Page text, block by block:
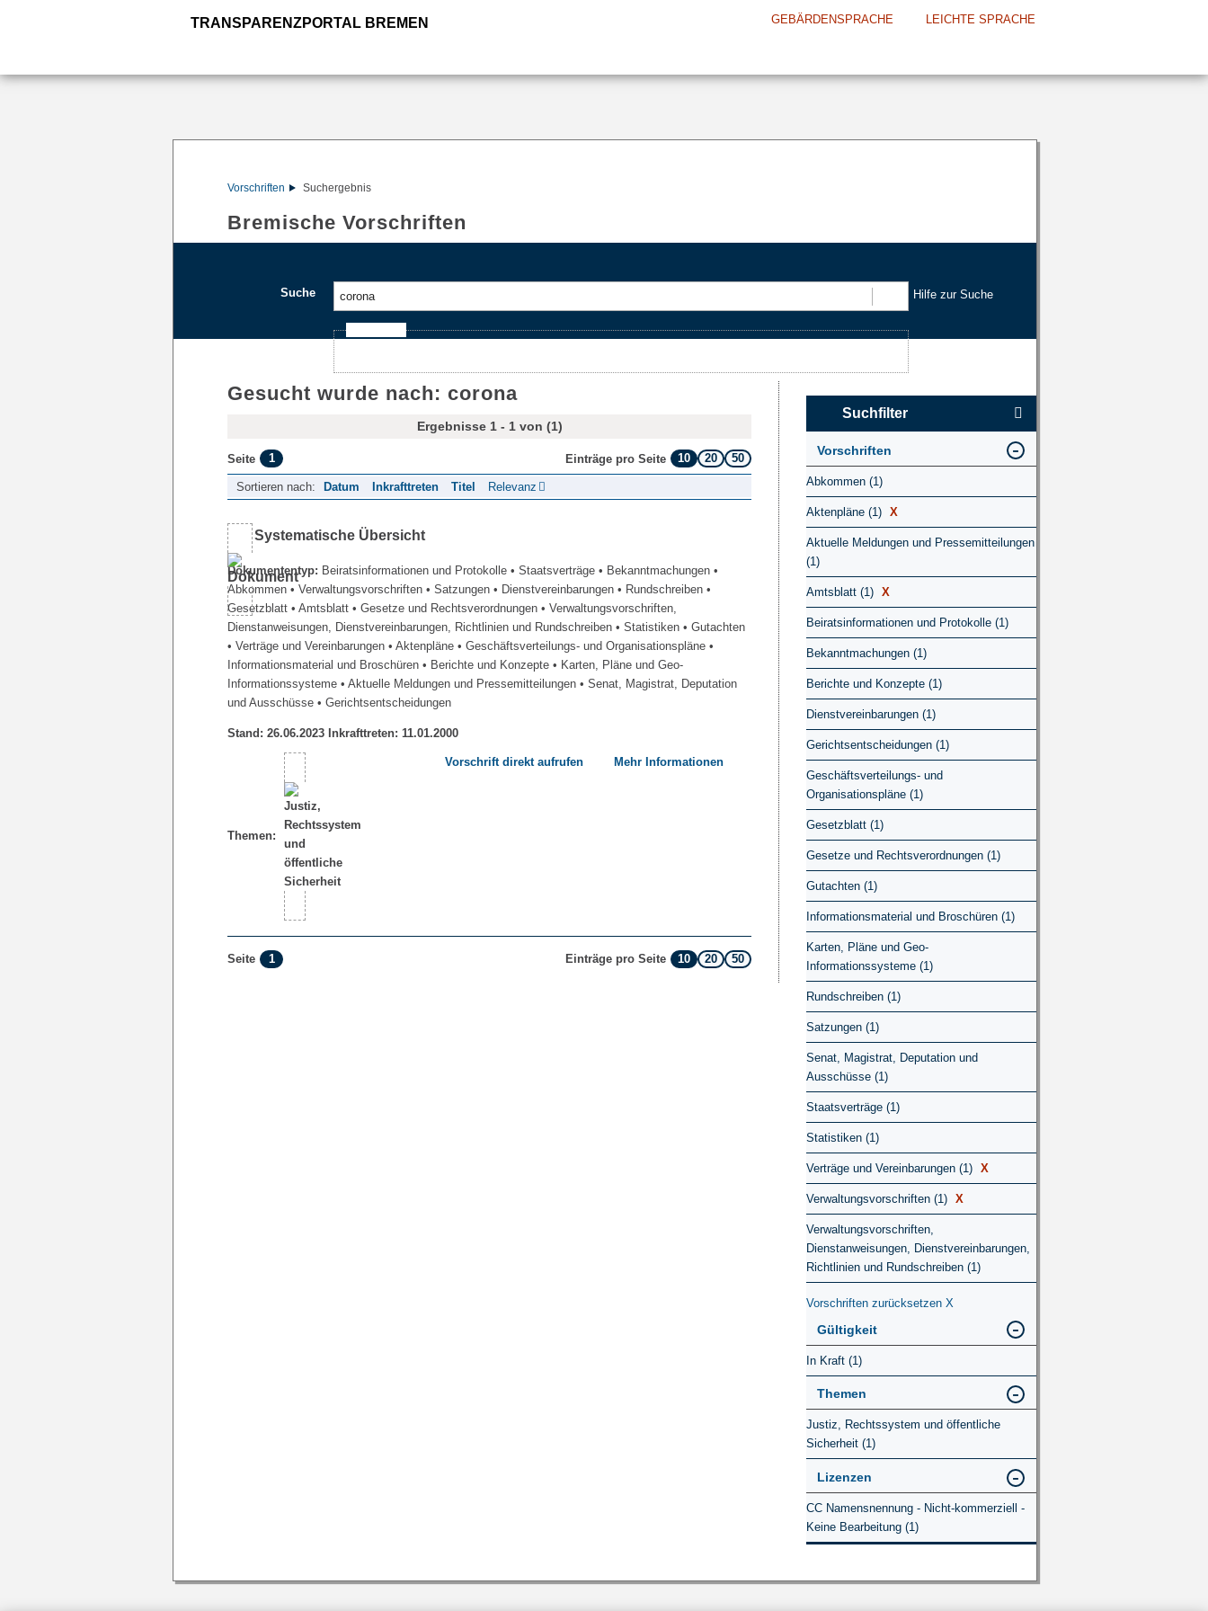
TRANSPARENZPORTAL BREMEN GEBÄRDENSPRACHE LEICHTE SPRACHE
Vorschriften Suchergebnis
Bremische Vorschriften
Suche Hilfe zur Suche
Gesucht wurde nach: corona
Ergebnisse 1 - 1 von (1)
Seite 1 Einträge pro Seite 10 20 50
Sortieren nach: Datum Inkrafttreten Titel Relevanz
Systematische Übersicht
Dokumententyp: Beiratsinformationen und Protokolle • Staatsverträge • Bekanntmachungen •
Abkommen • Verwaltungsvorschriften • Satzungen • Dienstvereinbarungen • Rundschreiben •
Gesetzblatt • Amtsblatt • Gesetze und Rechtsverordnungen • Verwaltungsvorschriften,
Dienstanweisungen, Dienstvereinbarungen, Richtlinien und Rundschreiben • Statistiken • Gutachten
• Verträge und Vereinbarungen • Aktenpläne • Geschäftsverteilungs- und Organisationspläne •
Informationsmaterial und Broschüren • Berichte und Konzepte • Karten, Pläne und Geo-
Informationssysteme • Aktuelle Meldungen und Pressemitteilungen • Senat, Magistrat, Deputation
und Ausschüsse • Gerichtsentscheidungen
Stand: 26.06.2023 Inkrafttreten: 11.01.2000
Themen:
Vorschrift direkt aufrufen Mehr Informationen
Seite 1 Einträge pro Seite 10 20 50
Suchfilter
Vorschriften
Abkommen (1)
Aktenpläne (1) X
Aktuelle Meldungen und Pressemitteilungen
(1)
Amtsblatt (1) X
Beiratsinformationen und Protokolle (1)
Bekanntmachungen (1)
Berichte und Konzepte (1)
Dienstvereinbarungen (1)
Gerichtsentscheidungen (1)
Geschäftsverteilungs- und
Organisationspläne (1)
Gesetzblatt (1)
Gesetze und Rechtsverordnungen (1)
Gutachten (1)
Informationsmaterial und Broschüren (1)
Karten, Pläne und Geo-
Informationssysteme (1)
Rundschreiben (1)
Satzungen (1)
Senat, Magistrat, Deputation und
Ausschüsse (1)
Staatsverträge (1)
Statistiken (1)
Verträge und Vereinbarungen (1) X
Verwaltungsvorschriften (1) X
Verwaltungsvorschriften,
Dienstanweisungen, Dienstvereinbarungen,
Richtlinien und Rundschreiben (1)
Vorschriften zurücksetzen X
Gültigkeit
In Kraft (1)
Themen
Justiz, Rechtssystem und öffentliche
Sicherheit (1)
Lizenzen
CC Namensnennung - Nicht-kommerziell -
Keine Bearbeitung (1)